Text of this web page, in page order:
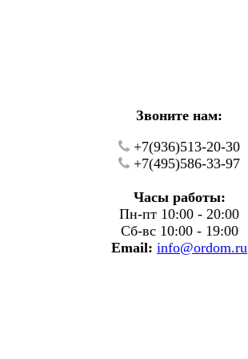
Звоните нам:
+7(936)513-20-30
+7(495)586-33-97
Часы работы:
Пн-пт 10:00 - 20:00
Сб-вс 10:00 - 19:00
Email: info@ordom.ru